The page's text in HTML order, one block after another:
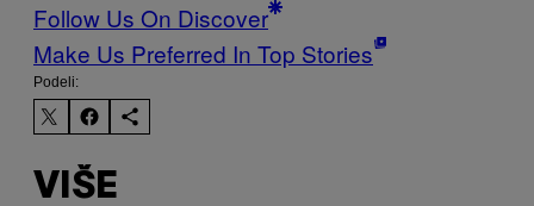
Follow Us On Discover
Make Us Preferred In Top Stories
Podeli:
VIŠE